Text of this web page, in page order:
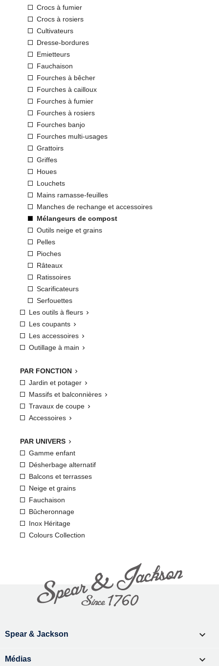
Crocs à fumier
Crocs à rosiers
Cultivateurs
Dresse-bordures
Emietteurs
Fauchaison
Fourches à bêcher
Fourches à cailloux
Fourches à fumier
Fourches à rosiers
Fourches banjo
Fourches multi-usages
Grattoirs
Griffes
Houes
Louchets
Mains ramasse-feuilles
Manches de rechange et accessoires
Mélangeurs de compost
Outils neige et grains
Pelles
Pioches
Râteaux
Ratissoires
Scarificateurs
Serfouettes
Les outils à fleurs 
Les coupants 
Les accessoires 
Outillage à main 
PAR FONCTION 
Jardin et potager 
Massifs et balconnières 
Travaux de coupe 
Accessoires 
PAR UNIVERS 
Gamme enfant
Désherbage alternatif
Balcons et terrasses
Neige et grains
Fauchaison
Bûcheronnage
Inox Héritage
Colours Collection
Spear & Jackson 
Médias 